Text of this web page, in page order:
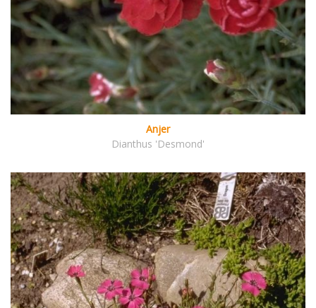
Anjer
Dianthus 'Desmond'